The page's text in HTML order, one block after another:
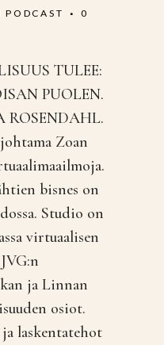
PODCAST
0
TULEE:
PUOLEN.
Zoan
bisnes on
Studio on
virtuaalisen
ja Linnan
osiot.
laskentatehot